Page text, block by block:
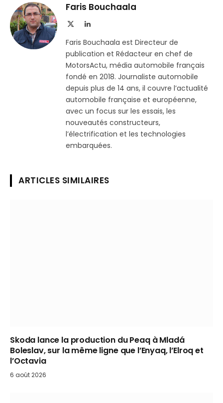
Telegram
Faris Bouchaala
LinkedIn
Faris Bouchaala est Directeur de
publication et Rédacteur en chef de
MotorsActu, média automobile français
fondé en 2018. Journaliste automobile
depuis plus de 14 ans, il couvre l’actualité
automobile française et européenne,
avec un focus sur les essais, les
nouveautés constructeurs,
l’électrification et les technologies
embarquées.
ARTICLES SIMILAIRES
Skoda lance la production du Peaq à Mladá
Boleslav, sur la même ligne que l’Enyaq, l’Elroq et
l’Octavia
6 août 2026